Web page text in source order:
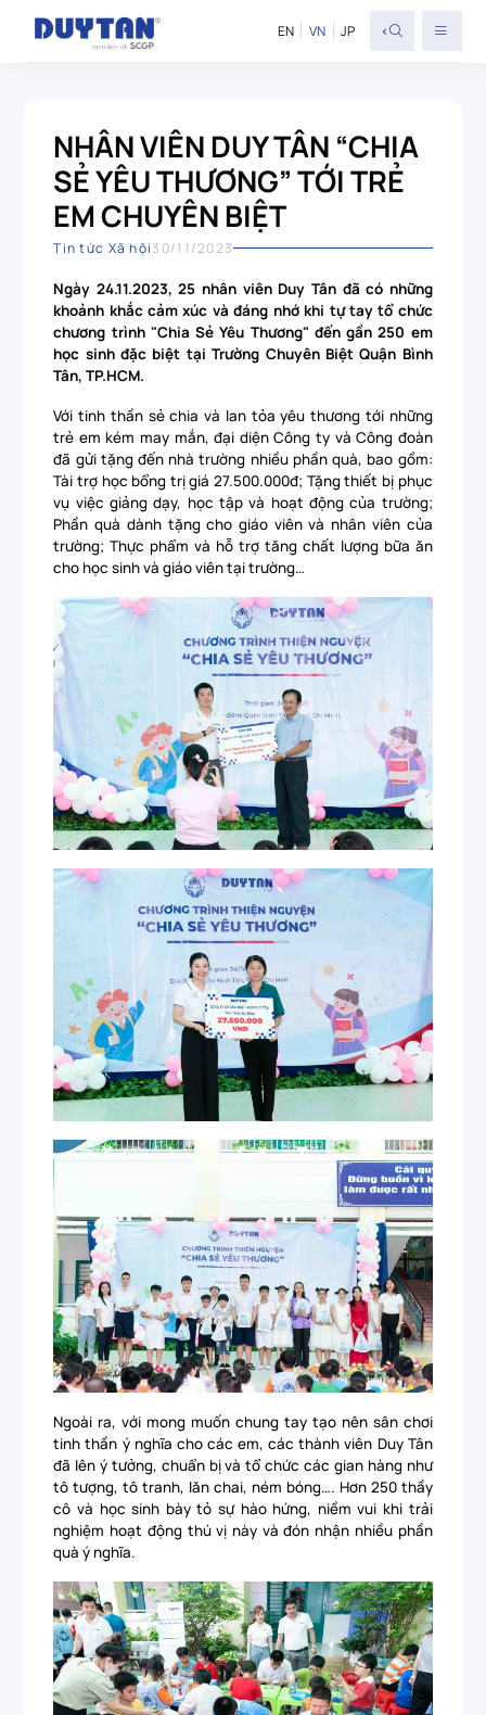
EN VN JP <
NHÂN VIÊN DUY TÂN “CHIA
SẺ YÊU THƯƠNG” TỚI TRẺ
EM CHUYÊN BIỆT
Tin tức Xã hội30/11/2023
Ngày 24.11.2023, 25 nhân viên Duy Tân đã có những
khoảnh khắc cảm xúc và đáng nhớ khi tự tay tổ chức
chương trình "Chia Sẻ Yêu Thương" đến gần 250 em
học sinh đặc biệt tại Trường Chuyên Biệt Quận Bình
Tân, TP.HCM.
Với tinh thần sẻ chia và lan tỏa yêu thương tới những
trẻ em kém may mắn, đại diện Công ty và Công đoàn
đã gửi tặng đến nhà trường nhiều phần quà, bao gồm:
Tài trợ học bổng trị giá 27.500.000đ; Tặng thiết bị phục
vụ việc giảng dạy, học tập và hoạt động của trường;
Phần quà dành tặng cho giáo viên và nhân viên của
trường; Thực phẩm và hỗ trợ tăng chất lượng bữa ăn
cho học sinh và giáo viên tại trường…
Ngoài ra, với mong muốn chung tay tạo nên sân chơi
tinh thần ý nghĩa cho các em, các thành viên Duy Tân
đã lên ý tưởng, chuẩn bị và tổ chức các gian hàng như
tô tượng, tô tranh, lăn chai, ném bóng…. Hơn 250 thầy
cô và học sinh bày tỏ sự hào hứng, niềm vui khi trải
nghiệm hoạt động thú vị này và đón nhận nhiều phần
quà ý nghĩa.